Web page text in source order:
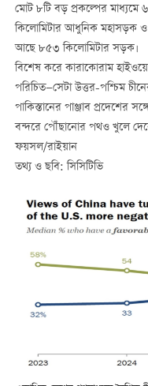
মোট ৮টি বড় প্রকল্পের
কিলোমিটার আধুনিক মহাসড়ক ও
আছে ৮৫৩ কিলোমিটার সড়ক।
বিশেষ করে কারাকোরাম
পরিচিত—সেটা উত্তর-পশ্চিম
পাকিস্তানের পাঞ্জাব প্রদেশের
বন্দরে পৌঁছানোর পথও খুলে
ফয়সল/রাইয়ান
তথ্য ও ছবি: সিসিটিভি